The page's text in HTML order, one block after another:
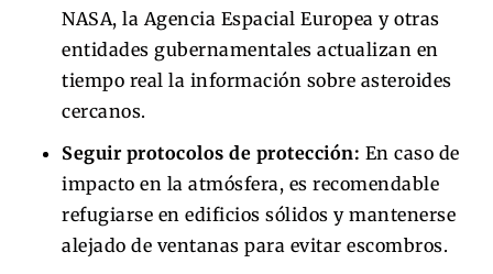
NASA, la Agencia Espacial Europea y otras
entidades gubernamentales actualizan en
tiempo real la información sobre asteroides
cercanos.
Seguir protocolos de protección: En caso de
impacto en la atmósfera, es recomendable
refugiarse en edificios sólidos y mantenerse
alejado de ventanas para evitar escombros.